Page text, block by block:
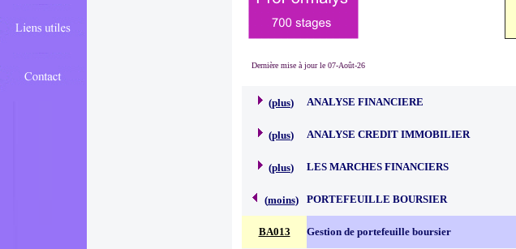
Dernière mise à jour le 07-Août-26
(plus) ANALYSE FINANCIERE
(plus) ANALYSE CREDIT IMMOBILIER
(plus) LES MARCHES FINANCIERS
(moins) PORTEFEUILLE BOURSIER
BA013 Gestion de portefeuille boursier